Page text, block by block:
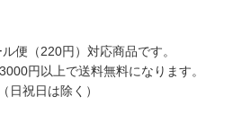
便（220円）対応商品です。
円以上で送料無料になります。
日祝日は除く）